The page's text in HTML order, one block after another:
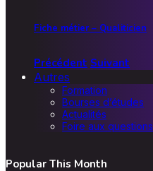
Fiche métier – Qualiticien
Précédent Suivant
Autres
Formation
Bourses d’études
Actualités
Foire aux questions
Popular This Month